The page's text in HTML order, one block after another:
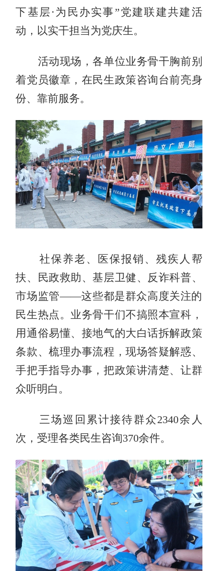
下基层·为民办实事”党建联建共建活
动，以实干担当为党庆生。
活动现场，各单位业务骨干胸前别
着党员徽章，在民生政策咨询台前亮身
份、靠前服务。
社保养老、医保报销、残疾人帮
扶、民政救助、基层卫健、反诈科普、
市场监管——这些都是群众高度关注的
民生热点。业务骨干们不搞照本宣科，
用通俗易懂、接地气的大白话拆解政策
条款、梳理办事流程，现场答疑解惑、
手把手指导办事，把政策讲清楚、让群
众听明白。
三场巡回累计接待群众2340余人
次，受理各类民生咨询370余件。